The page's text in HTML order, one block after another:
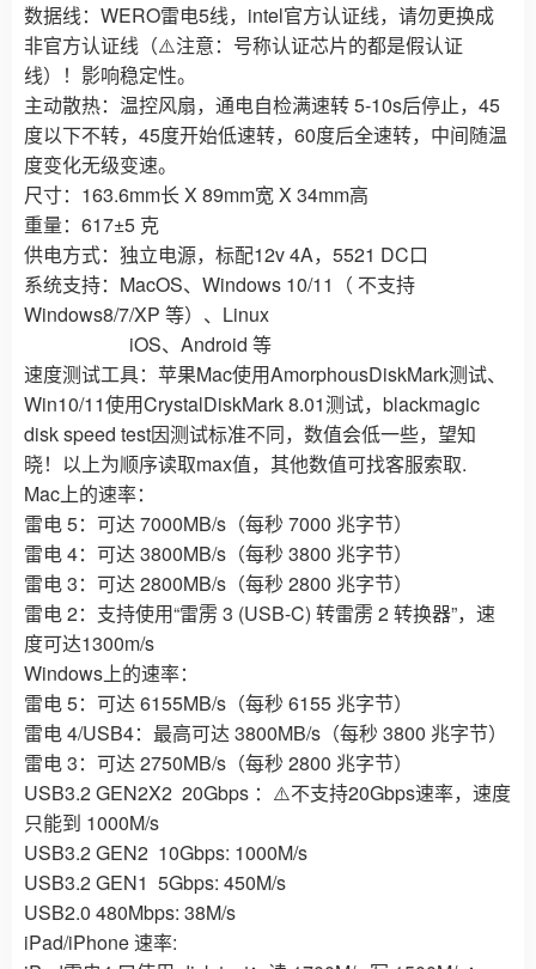
数据线：WERO雷电5线，intel官方认证线，请勿更换成
非官方认证线（⚠️注意：号称认证芯片的都是假认证
线）！影响稳定性。
主动散热：温控风扇，通电自检满速转 5-10s后停止，45
度以下不转，45度开始低速转，60度后全速转，中间随温
度变化无级变速。
尺寸：163.6mm长 X 89mm宽 X 34mm高
重量：617±5 克
供电方式：独立电源，标配12v 4A，5521 DC口
系统支持：MacOS、Windows 10/11（ 不支持
Windows8/7/XP 等）、Linux
iOS、Android 等
速度测试工具：苹果Mac使用AmorphousDiskMark测试、
Win10/11使用CrystalDiskMark 8.01测试，blackmagic
disk speed test因测试标准不同，数值会低一些，望知
晓！以上为顺序读取max值，其他数值可找客服索取.
Mac上的速率：
雷电 5：可达 7000MB/s（每秒 7000 兆字节）
雷电 4：可达 3800MB/s（每秒 3800 兆字节）
雷电 3：可达 2800MB/s（每秒 2800 兆字节）
雷电 2：支持使用“雷雳 3 (USB-C) 转雷雳 2 转换器”，速
度可达1300m/s
Windows上的速率：
雷电 5：可达 6155MB/s（每秒 6155 兆字节）
雷电 4/USB4：最高可达 3800MB/s（每秒 3800 兆字节）
雷电 3：可达 2750MB/s（每秒 2800 兆字节）
USB3.2 GEN2X2 20Gbps ：⚠️不支持20Gbps速率，速度
只能到 1000M/s
USB3.2 GEN2 10Gbps: 1000M/s
USB3.2 GEN1 5Gbps: 450M/s
USB2.0 480Mbps: 38M/s
iPad/iPhone 速率: